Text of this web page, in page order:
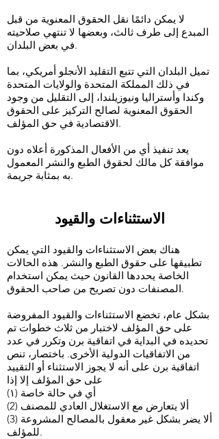
لا يمكن دائمًا نقل الحقوق المعنوية من قبل
المبدع إلى طرف ثالث، وبعضها لا تنتهي صلاحيته
في بعض البلدان.
تميل البلدان التي تتبع التقليد الأنجلو أمريكي، بما
في ذلك المملكة المتحدة والولايات المتحدة
وكندا وأستراليا ونيوزيلندا، إلى التقليل من وجود
الحقوق المعنوية لصالح التركيز على الحقوق
الاقتصادية في حق المؤلف.
يعد تنفيذ أي من الأفعال المذكورة أعلاه دون
موافقة كل مالك لحقوق الطبع والنشر المعمول
به بمثابة جريمة.
الاستثناءات والقيود
هناك بعض الاستثناءات والقيود التي يمكن
تطبيقها على حقوق الطبع والنشر. هذه الحالات
الخاصة يحددها القانون حيث يمكن استخدام
المصنفات دون تصريح من صاحب الحقوق.
بشكل عام، تخضع الاستثناءات والقيود المفروضة
على حق المؤلف لاختبار من ثلاث خطوات تم
تحديده في البداية في اتفاقية برن وتكرر في عدد
من الاتفاقيات الدولية الأخرى. باختصار، تنص
اتفاقية برن على أنه لا يجوز الاستثناء أو التقييد
على حق المؤلف إلا إذا
(١) أي في حالة خاصة
(2) ألا يتعارض مع الاستغلال العادي للمصنف
(3) ألا يضر بشكل غير معقول بالمصالح المشروعة
للمؤلف.